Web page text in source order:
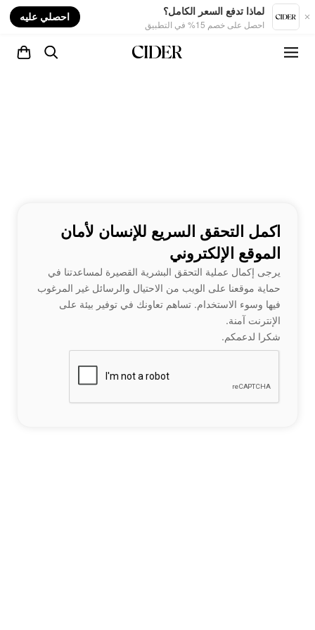
لماذا تدفع السعر الكامل؟
احصل على خصم 15% في التطبيق
احصلي عليه
اكمل التحقق السريع للإنسان لأمان
الموقع الإلكتروني
يرجى إكمال عملية التحقق البشرية القصيرة لمساعدتنا في
حماية موقعنا على الويب من الاحتيال والرسائل غير المرغوب
فيها وسوء الاستخدام. تساهم تعاونك في توفير بيئة على
الإنترنت آمنة.
شكرا لدعمكم.